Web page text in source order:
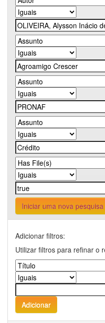
Iniciar uma nova pesquisa
Adicionar filtros:
Utilizar filtros para refinar o